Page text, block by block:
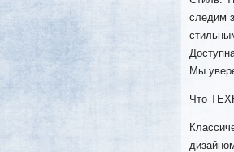
следим
Мы
Что